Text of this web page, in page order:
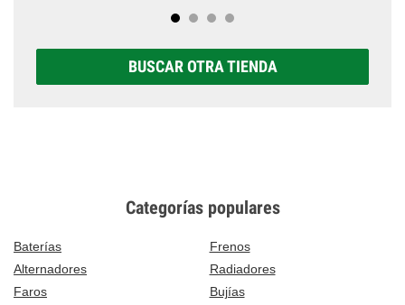
BUSCAR OTRA TIENDA
Categorías populares
Baterías
Frenos
Alternadores
Radiadores
Faros
Bujías